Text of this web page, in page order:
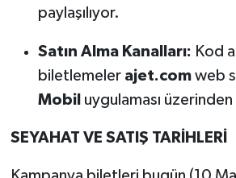
paylaşılıyor.
Satın Alma Kanalları: Kod
biletlemeler ajet.comweb
Mobil uygulaması
SEYAHAT VE SATIŞ TARİHLERİ